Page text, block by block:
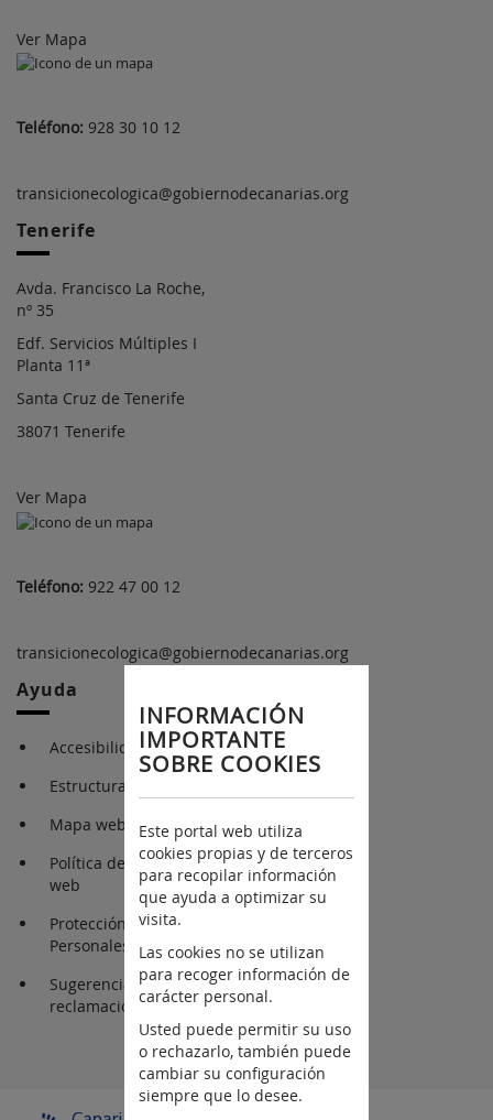
Ver Mapa
Teléfono: 928 30 10 12
transicionecologica@gobiernodecanarias.org
Tenerife
Avda. Francisco La Roche,
nº 35
Edf. Servicios Múltiples I
Planta 11ª
Santa Cruz de Tenerife
38071 Tenerife
Ver Mapa
Teléfono: 922 47 00 12
transicionecologica@gobiernodecanarias.org
Ayuda
Accesibilidad
Estructura Orgánica
Mapa web
Política de cookies en la
web
Protección de Datos
Personales
Sugerencias y
reclamaciones
INFORMACIÓN
IMPORTANTE
SOBRE COOKIES
Este portal web utiliza
cookies propias y de terceros
para recopilar información
que ayuda a optimizar su
visita.
Las cookies no se utilizan
para recoger información de
carácter personal.
Usted puede permitir su uso
o rechazarlo, también puede
cambiar su configuración
siempre que lo desee.